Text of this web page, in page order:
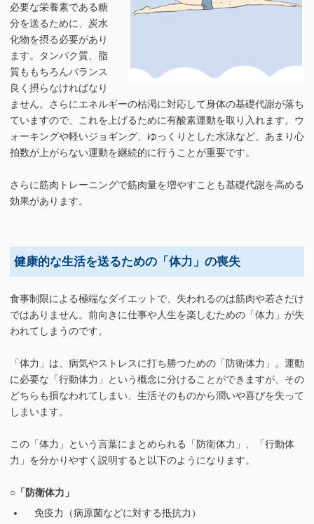
必要な栄養素である糖
分を送るために、炭水
化物を摂る必要があり
ます。タンパク質、脂
質ももちろんバランス
良く摂らなければなり
ません。さらにエネルギーの枯渇に対応して身体の基礎代謝が落ち
ていますので、これを上げるために有酸素運動を取り入れます。ウ
ォーキングや軽いジョギング、ゆっくりとした水泳など、あまり心
拍数が上がらない運動を継続的に行うことが重要です。
さらに筋肉トレーニングで筋肉量を増やすことも基礎代謝を高める
効果があります。
健康的な生活を送るための「体力」の喪失
食事制限による極端なダイエットで、失われるのは筋肉や若さだけ
ではありません。前向きに仕事や人生を楽しむための「体力」が失
われてしまうのです。
「体力」は、病気やストレスに打ち勝つための「防衛体力」。運動
に必要な「行動体力」という概念に分けることができますが、その
どちらも損なわれてしまい、生活そのものから潤いや喜びを失って
しまいます。
この「体力」という言葉にまとめられる「防衛体力」、「行動体
力」を分かりやすく説明すると以下のようになります。
○「防衛体力」
免疫力（病原菌などに対する抵抗力）